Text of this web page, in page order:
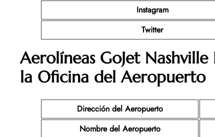
Instagram
Twitter
Aerolíneas GoJet
la Oficina del Aeropuerto
Dirección del Aeropuerto
Nombre del Aeropuerto